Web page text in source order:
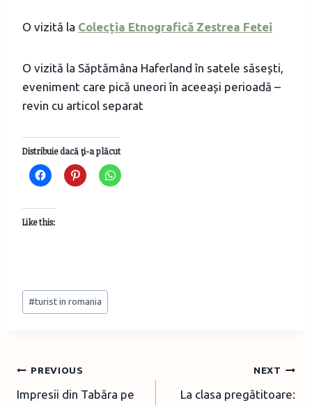
O vizită la Colecția Etnografică Zestrea Fetei
O vizită la Săptămâna Haferland în satele săsești,
eveniment care pică uneori în aceeași perioadă –
revin cu articol separat
Distribuie dacă ţi-a plăcut
Like this:
Post
Tags:
#turist in romania
Post
PREVIOUS
Impresii din Tabăra pe
NEXT
La clasa pregătitoare: